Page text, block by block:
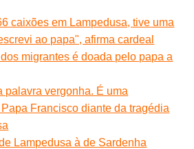
caixões em Lampedusa, tive uma
ao papa", afirma cardeal
migrantes é doada pelo papa a
palavra vergonha. É uma
Papa Francisco diante da tragédia
Lampedusa à de Sardenha